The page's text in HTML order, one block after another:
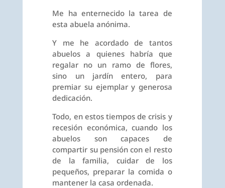
Me ha enternecido la tarea de
esta abuela anónima.
Y me he acordado de tantos
abuelos a quienes habría que
regalar no un ramo de flores,
sino un jardín entero, para
premiar su ejemplar y generosa
dedicación.
Todo, en estos tiempos de crisis y
recesión económica, cuando los
abuelos son capaces de
compartir su pensión con el resto
de la familia, cuidar de los
pequeños, preparar la comida o
mantener la casa ordenada.